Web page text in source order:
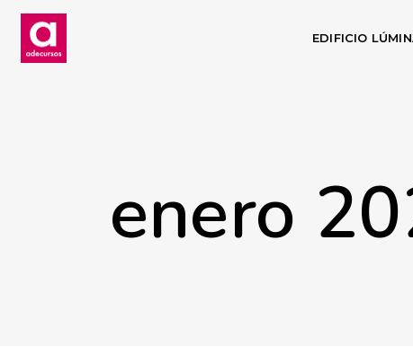
EDIFICIO
enero